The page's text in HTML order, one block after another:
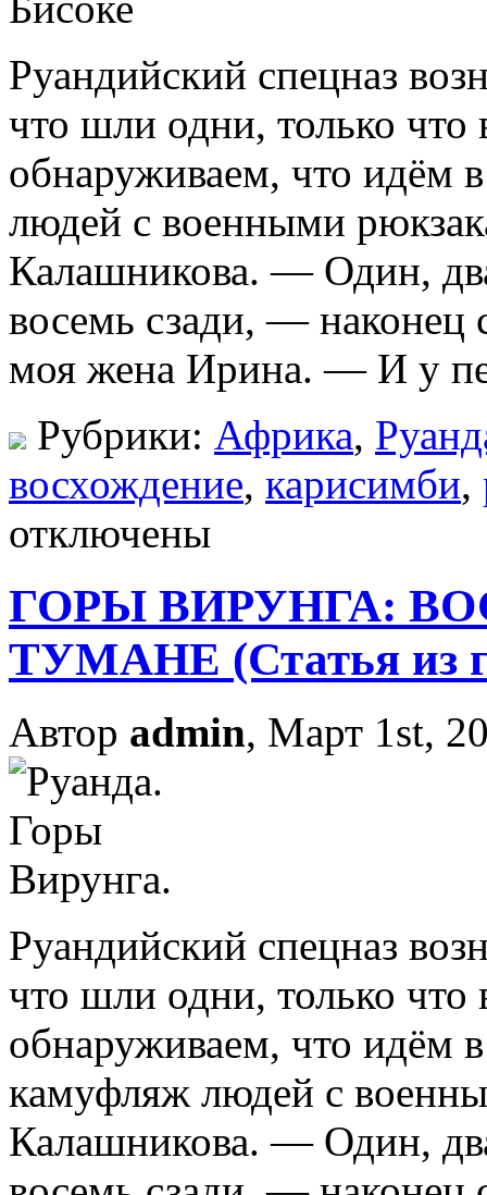
Руандийский спецназ
что шли одни, только
обнаруживаем, что идём
людей с военными
Калашникова. — Один,
восемь сзади, — наконец
моя жена Ирина. — И у
Рубрики: Африка,
восхождение, карисимби,
отключены
ГОРЫ ВИРУНГА:
ТУМАНЕ (Статья из
Автор admin, Март 1st,
Руандийский спецназ
что шли одни, только
обнаруживаем, что идём
камуфляж людей с
Калашникова. — Один,